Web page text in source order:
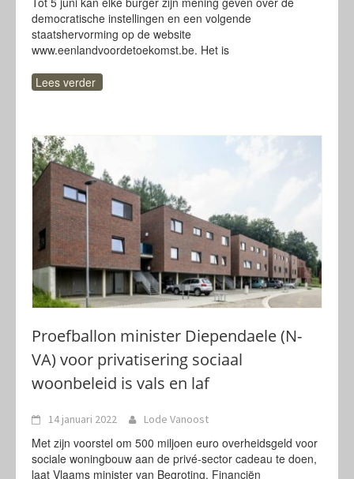
democratische instellingen en een volgende
staatshervorming op de website
www.eenlandvoordetoekomst.be. Het is
Lees verder
Proefballon minister Diependaele (N-
VA) voor privatisering sociaal
woonbeleid is vals en laf
14 januari 2022 Lode Vanoost
Met zijn voorstel om 500 miljoen euro overheidsgeld voor
sociale woningbouw aan de privé-sector cadeau te doen,
laat Vlaams minister van Begroting, Financiën